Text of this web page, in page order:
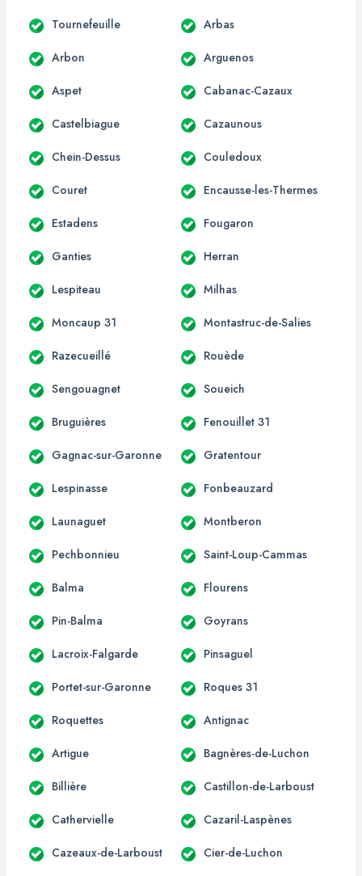
Tournefeuille Arbas
Arbon Arguenos
Aspet Cabanac-Cazaux
Castelbiague Cazaunous
Chein-Dessus Couledoux
Couret Encausse-les-Thermes
Estadens Fougaron
Ganties Herran
Lespiteau Milhas
Moncaup 31 Montastruc-de-Salies
Razecueillé Rouède
Sengouagnet Soueich
Bruguières Fenouillet 31
Gagnac-sur-Garonne Gratentour
Lespinasse Fonbeauzard
Launaguet Montberon
Pechbonnieu Saint-Loup-Cammas
Balma Flourens
Pin-Balma Goyrans
Lacroix-Falgarde Pinsaguel
Portet-sur-Garonne Roques 31
Roquettes Antignac
Artigue Bagnères-de-Luchon
Billière Castillon-de-Larboust
Cathervielle Cazaril-Laspènes
Cazeaux-de-Larboust Cier-de-Luchon